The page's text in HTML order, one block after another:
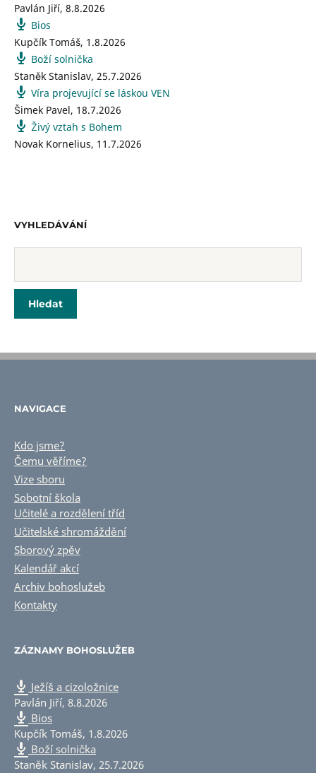
Pavlán Jiří, 8.8.2026
Bios
Kupčík Tomáš, 1.8.2026
Boží solnička
Staněk Stanislav, 25.7.2026
Víra projevující se láskou VEN
Šimek Pavel, 18.7.2026
Živý vztah s Bohem
Novak Kornelius, 11.7.2026
VYHLEDÁVÁNÍ
NAVIGACE
Kdo jsme?
Čemu věříme?
Vize sboru
Sobotní škola
Učitelé a rozdělení tříd
Učitelské shromáždění
Sborový zpěv
Kalendář akcí
Archiv bohoslužeb
Kontakty
ZÁZNAMY BOHOSLUŽEB
Ježíš a cizoložnice
Pavlán Jiří, 8.8.2026
Bios
Kupčík Tomáš, 1.8.2026
Boží solnička
Staněk Stanislav, 25.7.2026